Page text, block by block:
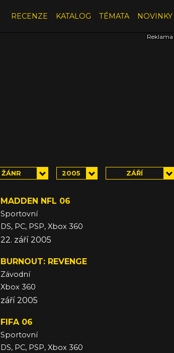
RECENZE KATALOG TÉMATA NOVINKY
ŽÁNR 2005 ZÁŘÍ
MADDEN NFL 06
Sportovní
DS, PC, PSP, Xbox 360
22. září 2005
BURNOUT: REVENGE
Závodní
Xbox 360
září 2005
FIFA 06
Sportovní
DS, PC, PSP, Xbox 360